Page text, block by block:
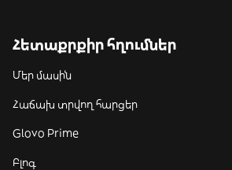
Հետաքրքիր հղումներ
Մեր մասին
Հաճախ տրվող հարցեր
Glovo Prime
Բլոգ